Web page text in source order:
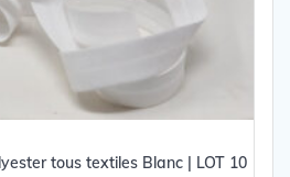
tous textiles Blanc | LOT 10